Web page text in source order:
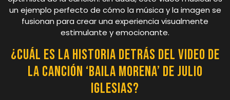
un ejemplo perfecto de cómo la música y la imagen se
fusionan para crear una experiencia visualmente
estimulante y emocionante.
¿Cuál es la historia detrás del video de
la canción ‘Baila Morena’ de Julio
Iglesias?